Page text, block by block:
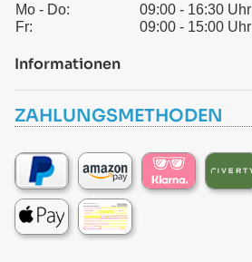
Mo - Do:
09:00 - 16:30 Uhr
Fr:
09:00 - 15:00 Uhr
Informationen
ZAHLUNGSMETHODEN